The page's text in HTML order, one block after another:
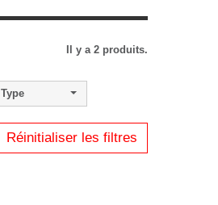
Il y a 2 produits.
Type
Réinitialiser les filtres